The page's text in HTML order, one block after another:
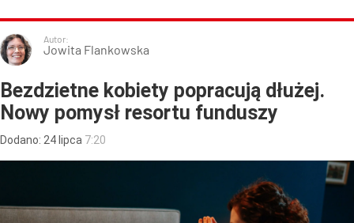
Autor:
Jowita Flankowska
Bezdzietne kobiety popracują dłużej.
Nowy pomysł resortu funduszy
Dodano: 24lipca 7:20